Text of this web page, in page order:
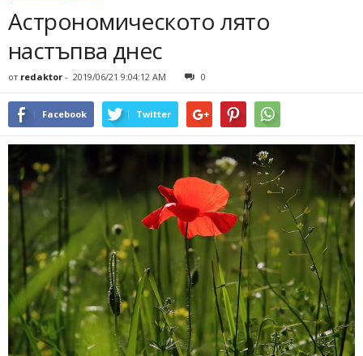
Астрономическото лято
настъпва днес
от redaktor - 2019/06/21 9:04:12 AM 0
Facebook Twitter